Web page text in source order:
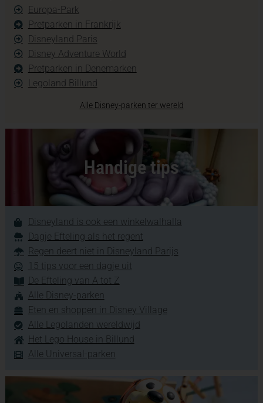
Europa-Park
Pretparken in Frankrijk
Disneyland Paris
Disney Adventure World
Pretparken in Denemarken
Legoland Billund
Alle Disney-parken ter wereld
Handige tips
Disneyland is ook een winkelwalhalla
Dagje Efteling als het regent
Regen deert niet in Disneyland Parijs
15 tips voor een dagje uit
De Efteling van A tot Z
Alle Disney-parken
Eten en shoppen in Disney Village
Alle Legolanden wereldwijd
Het Lego House in Billund
Alle Universal-parken